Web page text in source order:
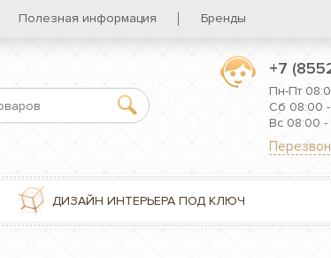
Полезная информация Бренды
+7
Пн-Пт
Сб 08:00 -
Вс 08:00 -
ДИЗАЙН ИНТЕРЬЕРА ПОД КЛЮЧ